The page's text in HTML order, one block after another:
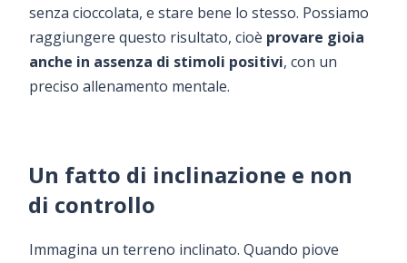
senza cioccolata, e stare bene lo stesso. Possiamo
raggiungere questo risultato, cioè provare gioia
anche in assenza di stimoli positivi, con un
preciso allenamento mentale.
Un fatto di inclinazione e non
di controllo
Immagina un terreno inclinato. Quando piove